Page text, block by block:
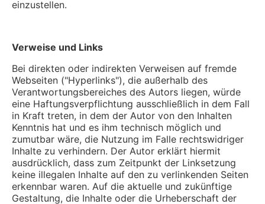
einzustellen.
Verweise und Links
Bei direkten oder indirekten Verweisen auf fremde
Webseiten ("Hyperlinks"), die außerhalb des
Verantwortungsbereiches des Autors liegen, würde
eine Haftungsverpflichtung ausschließlich in dem Fall
in Kraft treten, in dem der Autor von den Inhalten
Kenntnis hat und es ihm technisch möglich und
zumutbar wäre, die Nutzung im Falle rechtswidriger
Inhalte zu verhindern. Der Autor erklärt hiermit
ausdrücklich, dass zum Zeitpunkt der Linksetzung
keine illegalen Inhalte auf den zu verlinkenden Seiten
erkennbar waren. Auf die aktuelle und zukünftige
Gestaltung, die Inhalte oder die Urheberschaft der